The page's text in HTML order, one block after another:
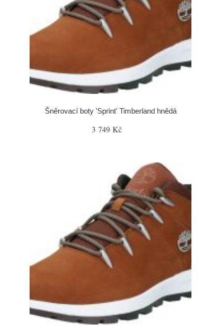
Šněrovací boty 'Sprint' Timberland hnědá
3 749 Kč